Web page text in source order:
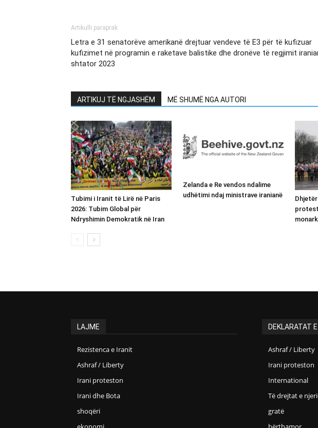
Artikulli paraprak
Letra e 31 senatorëve amerikanë drejtuar vendeve të E3 për të kufizuar
kufizimet në programin e raketave balistike dhe dronëve të regjimit
shtator 2023
ARTIKUJ TË NGJASHËM MË SHUMË NGA AUTORI
Tubimi i Iranit të Lirë në Paris
2026: Tubim Global për
Ndryshimin Demokratik në Iran
Zelanda e Re vendos ndalime
udhëtimi ndaj ministrave iranianë
LAJME
Rezistenca e Iranit
Ashraf / Liberty
Irani proteston
Irani dhe Bota
shoqëri
DEKLARATAT E
Ashraf / Liberty
Irani proteston
International
Të drejtat e
gratë